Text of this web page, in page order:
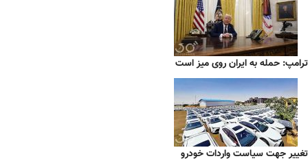
ترامپ: حمله به ایران روی میز است
تغییر جهت سیاست واردات خودرو